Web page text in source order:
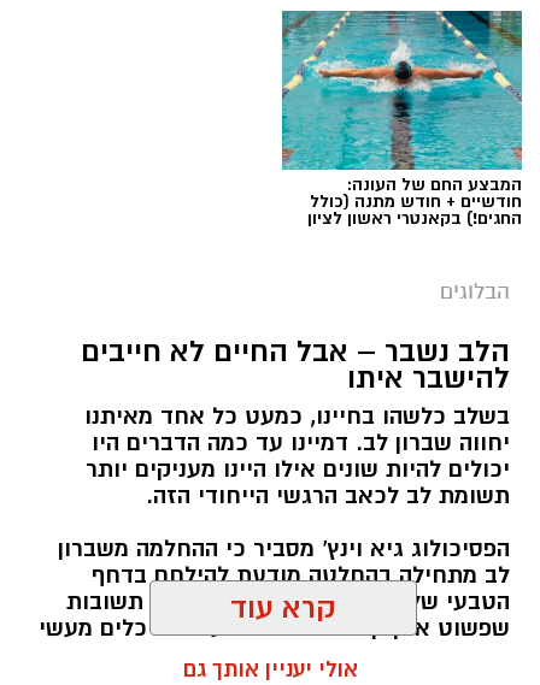
יש לכם מידע חשוב שטרם נחשף? צילומים מאירוע
חדשותי? מצאתם טעות בכתבה? נשמח שתשתפו
אותנו
המבצע החם של העונה:
חודשיים + חודש מתנה (כולל
החגים!) בקאנטרי ראשון לציון
הבלוגים
הלב נשבר – אבל החיים לא חייבים
להישבר איתו
בשלב כלשהו בחיינו, כמעט כל אחד מאיתנו
יחווה שברון לב. דמיינו עד כמה הדברים היו
יכולים להיות שונים אילו היינו מעניקים יותר
תשומת לב לכאב הרגשי הייחודי הזה.
הפסיכולוג גיא וינץ' מסביר כי ההחלמה משברון
לב מתחילה בהחלטה מודעת להילחם בדחף
הטבעי שלנו לייפות את העבר ולחפש תשובות
שפשוט אינן קיימות. הוא מציע ארגז כלים מעשי
שיעזור לנו, בהדרגה, להשתחרר מהכאב ולהמשיך
קרא עוד
אולי יעניין אותך גם